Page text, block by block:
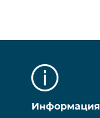
Информация